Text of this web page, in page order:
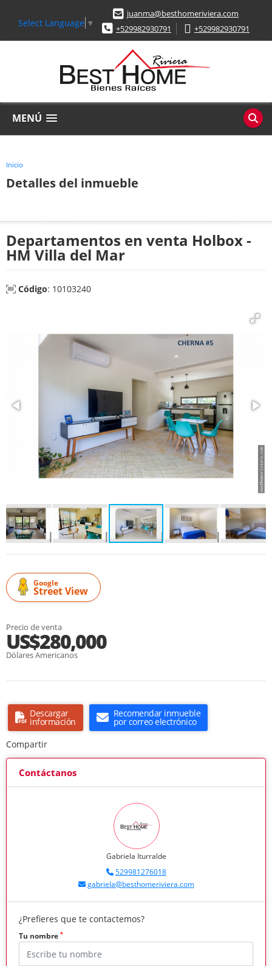
Select Language ▼
juanma@besthomeriviera.com
+529982930791
+529982930791
MENÚ
Inicio
Detalles del inmueble
Departamentos en venta Holbox -
HM Villa del Mar
Código: 10103240
Google
Street View
Precio de venta
US$280,000
Dólares Americanos
Descargar
información
Recomendar inmueble
por correo electrónico
Compartir
Contáctanos
Gabriela Iturralde
529981276018
gabriela@besthomeriviera.com
¿Prefieres que te contactemos?
Tu nombre *